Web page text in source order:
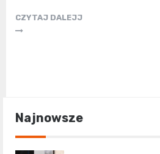
CZYTAJ DALEJJ
Najnowsze